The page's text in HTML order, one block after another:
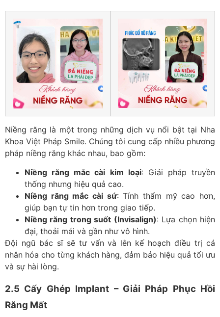
Niềng răng là một trong những dịch vụ nổi bật tại Nha
Khoa Việt Pháp Smile. Chúng tôi cung cấp nhiều phương
pháp niềng răng khác nhau, bao gồm:
Niềng răng mắc cài kim loại: Giải pháp truyền
thống nhưng hiệu quả cao.
Niềng răng mắc cài sứ: Tính thẩm mỹ cao hơn,
giúp bạn tự tin hơn trong giao tiếp.
Niềng răng trong suốt (Invisalign): Lựa chọn hiện
đại, thoải mái và gần như vô hình.
Đội ngũ bác sĩ sẽ tư vấn và lên kế hoạch điều trị cá
nhân hóa cho từng khách hàng, đảm bảo hiệu quả tối ưu
và sự hài lòng.
2.5 Cấy Ghép Implant – Giải Pháp Phục Hồi
Răng Mất